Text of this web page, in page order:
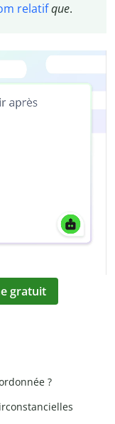
relatifque.
gratuit
?